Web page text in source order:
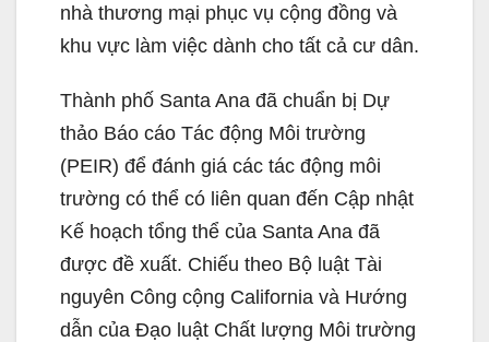
nhà thương mại phục vụ cộng đồng và
khu vực làm việc dành cho tất cả cư dân.
Thành phố Santa Ana đã chuẩn bị Dự
thảo Báo cáo Tác động Môi trường
(PEIR) để đánh giá các tác động môi
trường có thể có liên quan đến Cập nhật
Kế hoạch tổng thể của Santa Ana đã
được đề xuất. Chiếu theo Bộ luật Tài
nguyên Công cộng California và Hướng
dẫn của Đạo luật Chất lượng Môi trường